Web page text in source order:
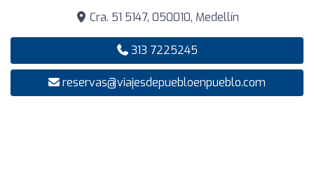
Cra. 51 5147, 050010, Medellín
313 7225245
reservas@viajesdepuebloenpueblo.com